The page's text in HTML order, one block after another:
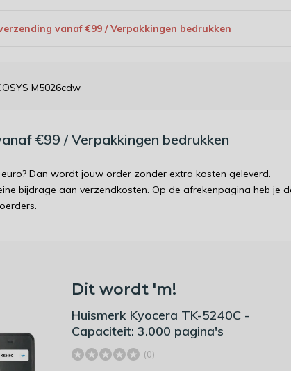
vanaf €99 / Verpakkingen bedrukken
M5026cdw
€99 / Verpakkingen bedrukken
Dan wordt jouw order zonder extra kosten geleverd.
bijdrage aan verzendkosten. Op de afrekenpagina heb je
Dit wordt 'm!
Huismerk Kyocera TK-5240C -
Capaciteit: 3.000 pagina's
(0)